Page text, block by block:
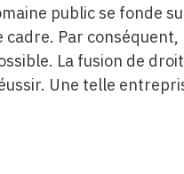
public se fonde
Par
La fusion de
Une telle